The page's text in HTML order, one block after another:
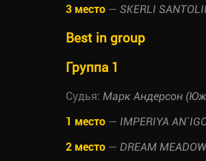
3 место — SKERLI
Best in group
Группа 1
Судья: Марк Андерсон
1 место — IMPERIYA
2 место — DREAM